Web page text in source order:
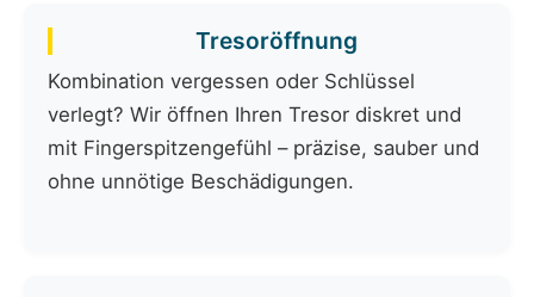
Tresoröffnung
Kombination vergessen oder Schlüssel
verlegt? Wir öffnen Ihren Tresor diskret und
mit Fingerspitzengefühl – präzise, sauber und
ohne unnötige Beschädigungen.